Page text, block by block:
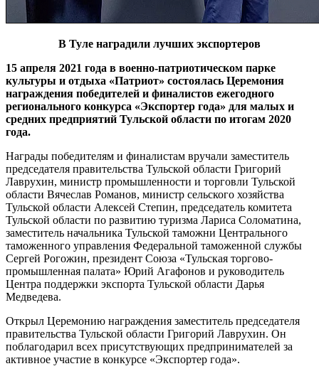
В Туле наградили лучших экспортеров
15 апреля 2021 года в военно-патриотическом парке
культуры и отдыха «Патриот» состоялась Церемония
награждения победителей и финалистов ежегодного
регионального конкурса «Экспортер года» для малых и
средних предприятий Тульской области по итогам 2020
года.
Награды победителям и финалистам вручали заместитель
председателя правительства Тульской области Григорий
Лаврухин, министр промышленности и торговли Тульской
области Вячеслав Романов, министр сельского хозяйства
Тульской области Алексей Степин, председатель комитета
Тульской области по развитию туризма Лариса Соломатина,
заместитель начальника Тульской таможни Центрального
таможенного управления Федеральной таможенной службы
Сергей Рогожин, президент Союза «Тульская торгово-
промышленная палата» Юрий Агафонов и руководитель
Центра поддержки экспорта Тульской области Дарья
Медведева.
Открыл Церемонию награждения заместитель председателя
правительства Тульской области Григорий Лаврухин. Он
поблагодарил всех присутствующих предпринимателей за
активное участие в конкурсе «Экспортер года».